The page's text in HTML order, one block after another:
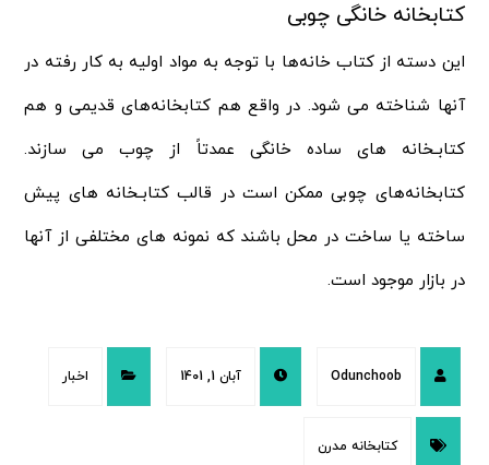
کتابخانه خانگی چوبی
این دسته از کتاب خانه‌ها با توجه به مواد اولیه به کار رفته در
آنها شناخته می شود. در واقع هم کتابخانه‌های قدیمی و هم
کتابـخانه های ساده خانگی عمدتاً از چوب می سازند.
کتابخانه‌های چوبی ممکن است در قالب کتابـخانه های پیش
ساخته یا ساخت در محل باشند که نمونه های مختلفی از آنها
در بازار موجود است.
Odunchoob آبان 1, 1401 اخبار
کتابخانه مدرن